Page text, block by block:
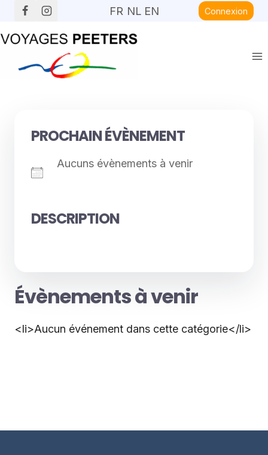
contenu
FR NL EN Connexion
PROCHAIN ÉVÈNEMENT
Aucuns évènements à venir
DESCRIPTION
Évènements à venir
<li>Aucun événement dans cette catégorie</li>